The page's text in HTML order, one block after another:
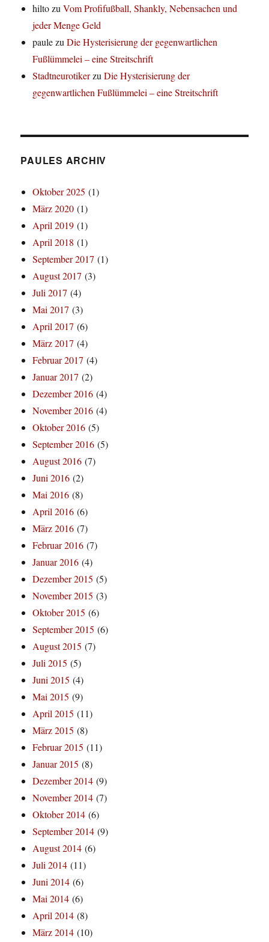
hiltozuVom Profifußball, Shankly, Nebensachen und
jeder Menge Geld
paulezuDie Hysterisierung der gegenwartlichen
Fußlümmelei – eine Streitschrift
StadtneurotikerzuDie Hysterisierung der
gegenwartlichen Fußlümmelei – eine Streitschrift
PAULES ARCHIV
Oktober 2025 (1)
März 2020 (1)
April 2019 (1)
April 2018 (1)
September 2017 (1)
August 2017 (3)
Juli 2017 (4)
Mai 2017 (3)
April 2017 (6)
März 2017 (4)
Februar 2017 (4)
Januar 2017 (2)
Dezember 2016 (4)
November 2016 (4)
Oktober 2016 (5)
September 2016 (5)
August 2016 (7)
Juni 2016 (2)
Mai 2016 (8)
April 2016 (6)
März 2016 (7)
Februar 2016 (7)
Januar 2016 (4)
Dezember 2015 (5)
November 2015 (3)
Oktober 2015 (6)
September 2015 (6)
August 2015 (7)
Juli 2015 (5)
Juni 2015 (4)
Mai 2015 (9)
April 2015 (11)
März 2015 (8)
Februar 2015 (11)
Januar 2015 (8)
Dezember 2014 (9)
November 2014 (7)
Oktober 2014 (6)
September 2014 (9)
August 2014 (6)
Juli 2014 (11)
Juni 2014 (6)
Mai 2014 (6)
April 2014 (8)
März 2014 (10)